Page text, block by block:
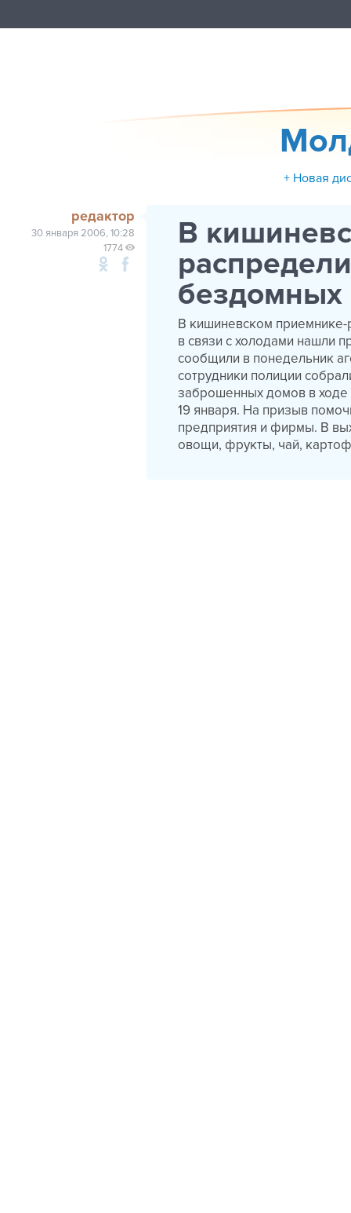
+ Новая
редактор
30 января 2006, 10:28
1774
В
бездомных
В кишиневском приемнике-
в связи с холодами нашли
сообщили в понедельник
сотрудники полиции
заброшенных домов в ходе
19 января. На призыв
предприятия и фирмы. В
овощи, фрукты, чай,